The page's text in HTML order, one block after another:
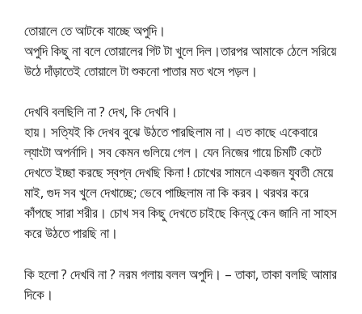
তোয়ালে তে আটকে যাচ্ছে অপুদি।
অপুদি কিছু না বলে তোয়ালের গিট টা খুলে দিল।তারপর আমাকে ঠেলে সরিয়ে
উঠে দাঁড়াতেই তোয়ালে টা শুকনো পাতার মত খসে পড়ল।
দেখবি বলছিলি না ? দেখ, কি দেখবি।
হায়। সত্যিই কি দেখব বুঝে উঠতে পারছিলাম না। এত কাছে একেবারে
ল্যাংটা অপর্নাদি। সব কেমন গুলিয়ে গেল। যেন নিজের গায়ে চিমটি কেটে
দেখতে ইচ্ছা করছে স্বপ্ন দেখছি কিনা ! চোখের সামনে একজন যুবতী মেয়ে
মাই, গুদ সব খুলে দেখাচ্ছে; ভেবে পাচ্ছিলাম না কি করব। থরথর করে
কাঁপছে সারা শরীর। চোখ সব কিছু দেখতে চাইছে কিন্তু কেন জানি না সাহস
করে উঠতে পারছি না।
কি হলো ? দেখবি না ? নরম গলায় বলল অপুদি। – তাকা, তাকা বলছি আমার
দিকে।